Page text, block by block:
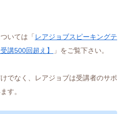
いては「 レアジョブスピーキングテ
講500回超え】
」をご覧下さい。
でなく、レアジョブは受講者のサポ
す。